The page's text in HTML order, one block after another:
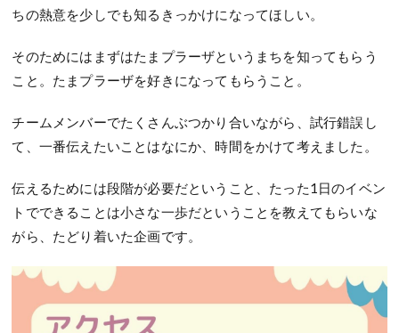
ちの熱意を少しでも知るきっかけになってほしい。
そのためにはまずはたまプラーザというまちを知ってもらう
こと。たまプラーザを好きになってもらうこと。
チームメンバーでたくさんぶつかり合いながら、試行錯誤し
て、一番伝えたいことはなにか、時間をかけて考えました。
伝えるためには段階が必要だということ、たった1日のイベン
トでできることは小さな一歩だということを教えてもらいな
がら、たどり着いた企画です。